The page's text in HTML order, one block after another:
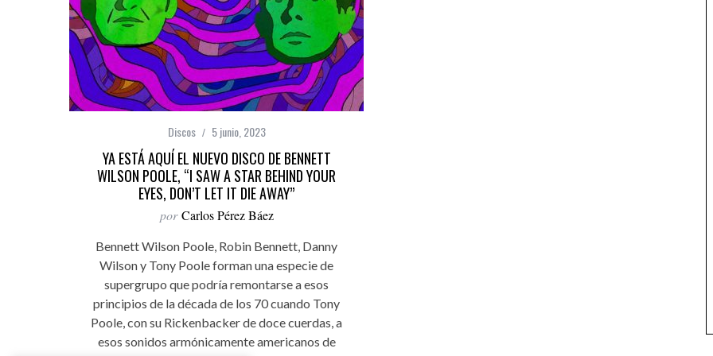
Discos 5 junio, 2023
YA ESTÁ AQUÍ EL NUEVO DISCO DE BENNETT
WILSON POOLE, “I SAW A STAR BEHIND YOUR
EYES, DON’T LET IT DIE AWAY”
por Carlos Pérez Báez
Bennett Wilson Poole, Robin Bennett, Danny
Wilson y Tony Poole forman una especie de
supergrupo que podría remontarse a esos
principios de la década de los 70 cuando Tony
Poole, con su Rickenbacker de doce cuerdas, a
esos sonidos armónicamente americanos de